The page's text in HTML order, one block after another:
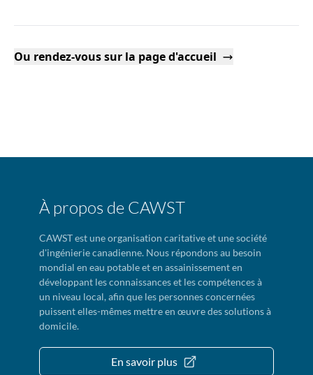
Ou rendez-vous sur la page d'accueil
À propos de CAWST
CAWST est une organisation caritative et une société
d'ingénierie canadienne. Nous répondons au besoin
mondial en eau potable et en assainissement en
développant les connaissances et les compétences à
un niveau local, afin que les personnes concernées
puissent elles-mêmes mettre en œuvre des solutions à
domicile.
En savoir plus